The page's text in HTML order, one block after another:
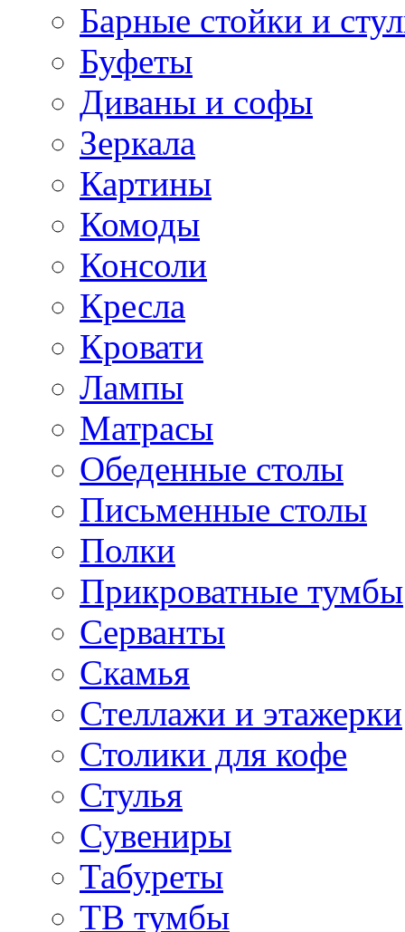
Барные стойки и
Буфеты
Диваны и софы
Зеркала
Картины
Комоды
Консоли
Кресла
Кровати
Лампы
Матрасы
Обеденные столы
Письменные столы
Полки
Прикроватные тумбы
Серванты
Скамья
Стеллажи и этажерки
Столики для кофе
Стулья
Сувениры
Табуреты
ТВ тумбы